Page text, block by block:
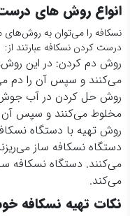
انواع روش های
نسکافه را می‌توان به روش‌های
درست کردن نسکافه عبارتند از:
روش دم کردن: در این
می‌کنند و سپس آن را دم
روش حل کردن در آب
مخلوط می‌کنند و سپس آن
روش تهیه با دستگاه
دستگاه نسکافه ساز
می‌کنند. دستگاه نسکافه
می‌کند.
نکات تهیه نسکافه